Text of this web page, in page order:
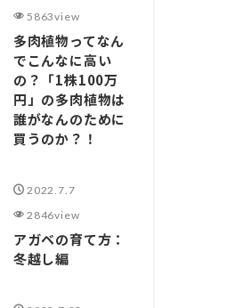
5863view
多肉植物ってなん
でこんなに高い
の？「1株100万
円」の多肉植物は
誰がなんのために
買うのか？！
2022.7.7
2846view
アガベの育て方：
冬越し編